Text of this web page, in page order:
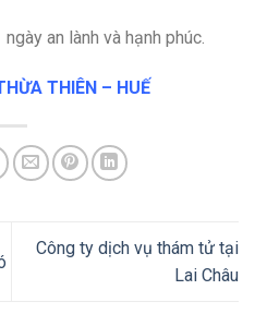
an lành và hạnh phúc.
THIÊN – HUẾ
Công ty dịch vụ thám tử tại
Lai Châu